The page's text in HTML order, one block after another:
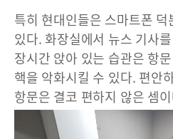
특히 현대인들은 스마트폰
있다. 화장실에서 뉴스 기사
장시간 앉아 있는 습관은 항
핵을 악화시킬 수 있다. 편안
항문은 결코 편하지 않은 셈